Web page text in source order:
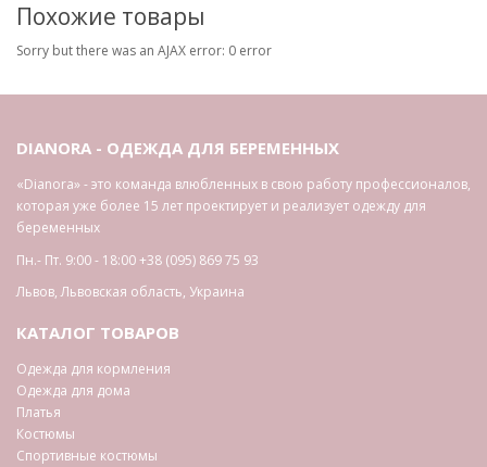
Похожие товары
Sorry but there was an AJAX error: 0 error
DIANORA - ОДЕЖДА ДЛЯ БЕРЕМЕННЫХ
«Dianora» - это команда влюбленных в свою работу профессионалов,
которая уже более 15 лет проектирует и реализует одежду для
беременных
Пн.- Пт. 9:00 - 18:00+38 (095) 869 75 93
Львов,Львовская область, Украина
КАТАЛОГ ТОВАРОВ
Одежда для кормления
Одежда для дома
Платья
Костюмы
Спортивные костюмы